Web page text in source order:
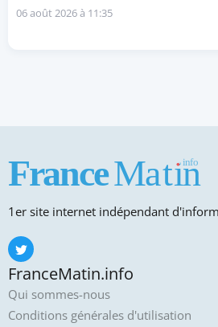
06 août 2026 à 11:35
1er site internet indépendant
FranceMatin.info
Qui sommes-nous
Conditions générales d'utilisation